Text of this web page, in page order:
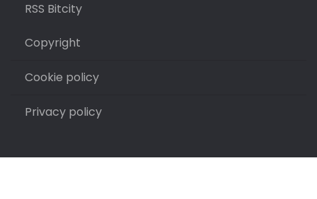
RSS Bitcity
Copyright
Cookie policy
Privacy policy